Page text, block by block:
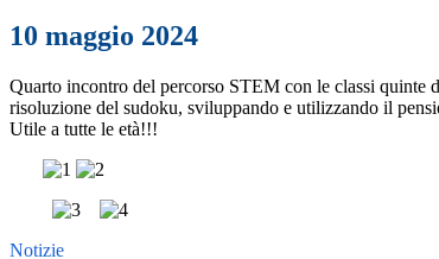
10 maggio 2024
Quarto incontro del percorso STEM con le classi quinte
risoluzione del sudoku, sviluppando e utilizzando il
Utile a tutte le età!!!
Notizie